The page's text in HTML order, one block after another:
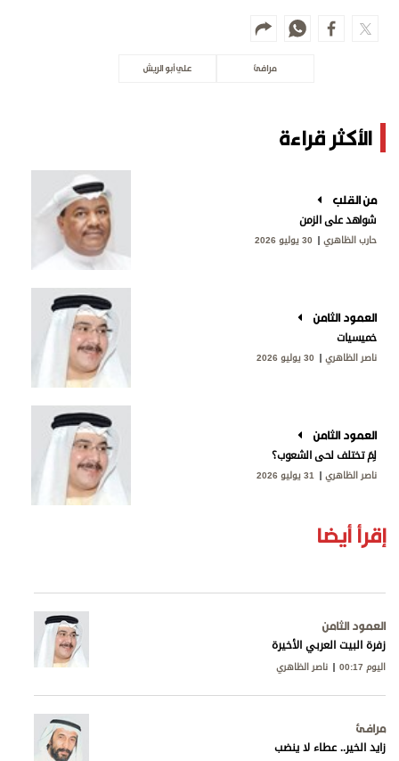
مرافئ علي أبو الريش
الأكثر قراءة
من القلب
شواهد على الزمن
حارب الظاهري 30 يوليو 2026
العمود الثامن
خميسيات
ناصر الظاهري 30 يوليو 2026
العمود الثامن
لِمَ تختلف لحى الشعوب؟
ناصر الظاهري 31 يوليو 2026
إقرأ أيضا
العمود الثامن
زفرة البيت العربي الأخيرة
اليوم 00:17 ناصر الظاهري
مرافئ
زايد الخير.. عطاء لا ينضب